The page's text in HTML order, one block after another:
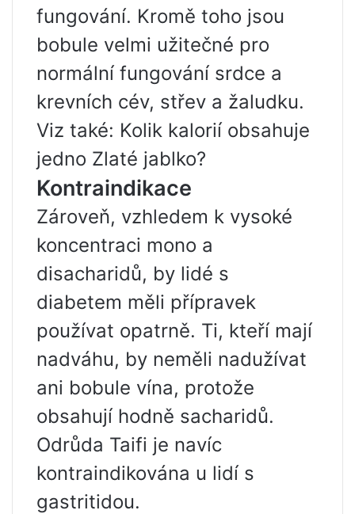
fungování. Kromě toho jsou
bobule velmi užitečné pro
normální fungování srdce a
krevních cév, střev a žaludku.
Viz také: Kolik kalorií obsahuje
jedno Zlaté jablko?
Kontraindikace
Zároveň, vzhledem k vysoké
koncentraci mono a
disacharidů, by lidé s
diabetem měli přípravek
používat opatrně. Ti, kteří mají
nadváhu, by neměli nadužívat
ani bobule vína, protože
obsahují hodně sacharidů.
Odrůda Taifi je navíc
kontraindikována u lidí s
gastritidou.